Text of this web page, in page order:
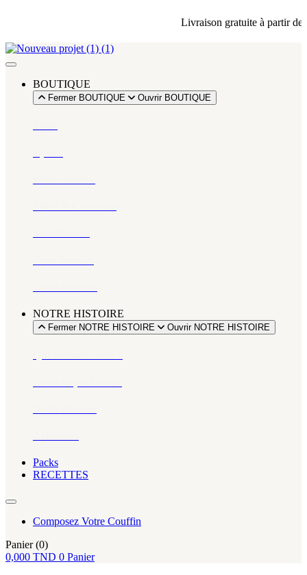
Livraison gratuite à partir de
BOUTIQUE
Fermer BOUTIQUE Ouvrir BOUTIQUE
NOTRE HISTOIRE
Fermer NOTRE HISTOIRE Ouvrir NOTRE HISTOIRE
Packs
RECETTES
Composez Votre Couffin
Panier (0)
0,000 TND 0 Panier